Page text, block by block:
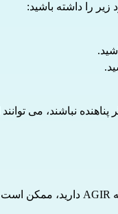
زیر را داشته باشید:
نباشند، می